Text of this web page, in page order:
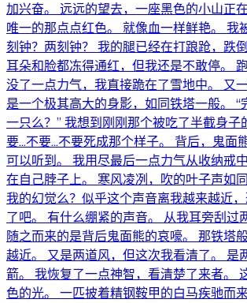
加兴奋。 远远的望去，一座黑色的小山正
唯一的那点点红色。 就像血一样鲜艳。 我
刻钟？两刻钟？ 我的腿已经在打踉跄，跌
耳朵和脸都冻得通红，但我还是不敢停。
没了一点力气，我直接跪在了雪地中。 又
是一个极其高大的身影，如同铁塔一般。 “
一只么？” 我想到刚刚那个被吃了半截身子
要…不要…不要死成那个样子。 背后，鬼面
可以听到。 我用尽最后一点力气从收纳戒
在自己脖子上。 寒风凌冽，吹的叶子声如
我的幻觉么？似乎这个声音离我越来越近
了吧。 有什么绷紧的声音。 从我耳旁刮过
随之而来的是背后鬼面熊的哀嚎。 那铁塔
越近。 又是两道风，但这次我看清了。 是
箭。 我恢复了一点神智，看清楚了来者。
色的光。 一匹披着精钢鞍甲的白马疾驰而